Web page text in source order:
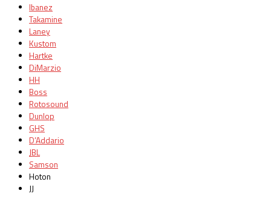
Ibanez
Takamine
Laney
Kustom
Hartke
DiMarzio
HH
Boss
Rotosound
Dunlop
GHS
D’Addario
JBL
Samson
Hoton
JJ